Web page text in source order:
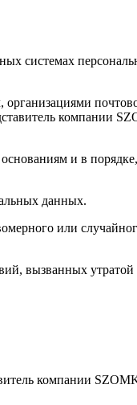
системах
организациями
компании
и в
данных.
или
вызванных
компании